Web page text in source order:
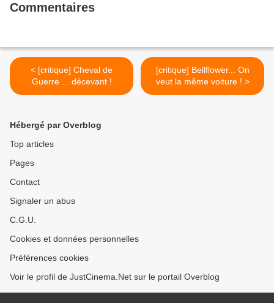
Commentaires
< [critique] Cheval de
Guerre ... décevant !
[critique] Bellflower... On
veut la même voiture ! >
Hébergé par Overblog
Top articles
Pages
Contact
Signaler un abus
C.G.U.
Cookies et données personnelles
Préférences cookies
Voir le profil de JustCinema.Net sur le portail Overblog